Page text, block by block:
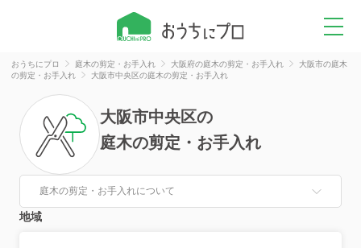
おうちにプロ 庭木の剪定・お手入れ 大阪府の庭木の剪定・お手入れ
大阪市の庭木
の剪定・お手入れ
大阪市中央区の庭木の剪定・お手入れ
大阪市中央区の
庭木の剪定・お手入れ
庭木の剪定・お手入れについて
地域